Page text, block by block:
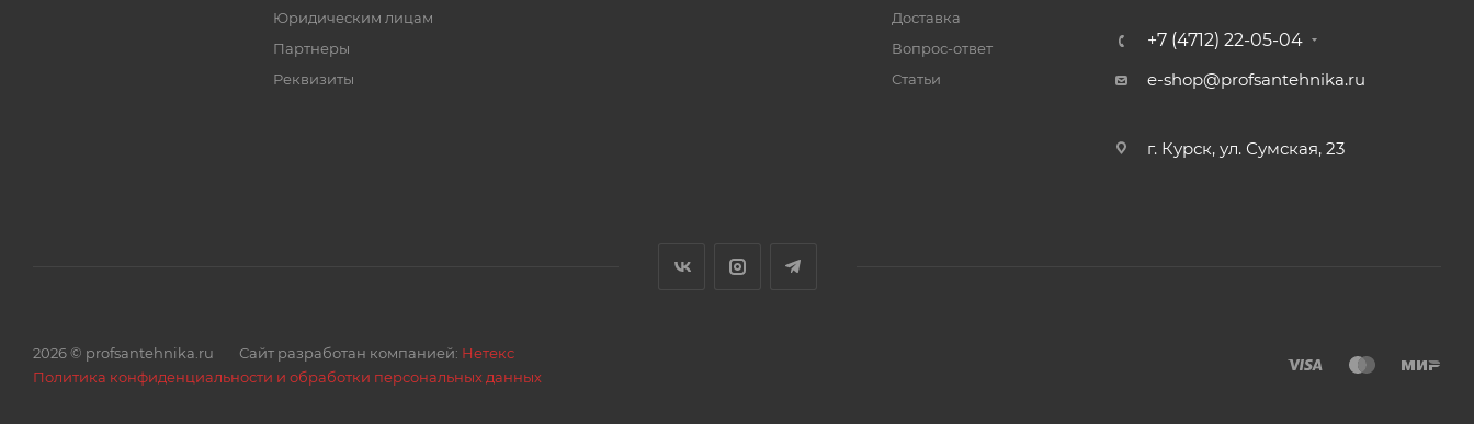
Наружный диаметр, мм 12,0 ± 0,5
Внутренний диаметр, мм 8,0 ± 0,5
Внешняя оплётка Ультра прочная полимерная нить с красными и синими вкраплениями, дополнительное защитное
Накидная гайка Никелированная латунь марки 57-3
Ниппель усиленный Латунь марки 57-3
Юридическим лицам
Партнеры
Реквизиты
Доставка
Вопрос-ответ
Статьи
+7 (4712) 22-05-04
e-shop@profsantehnika.ru
г. Курск, ул. Сумская, 23
2026 © profsantehnika.ru Сайт разработан компанией: Нетекс
Политика конфиденциальности и обработки персональных данных